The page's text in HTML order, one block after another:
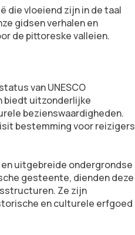
die vloeiend zijn in de taal
gidsen verhalen en
de pittoreske valleien.
van UNESCO
biedt uitzonderlijke
bezienswaardigheden.
bestemming voor reizigers
uitgebreide ondergrondse
gesteente, dienden deze
Ze zijn
en culturele erfgoed